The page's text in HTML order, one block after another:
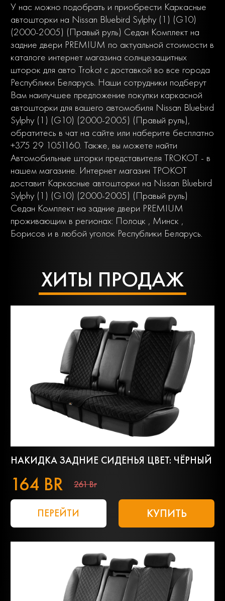
У нас можно подобрать и приобрести Каркасные
автошторки на Nissan Bluebird Sylphy (1) (G10)
(2000-2005) (Правый руль) Седан Комплект на
задние двери PREMIUM по актуальной стоимости в
каталоге интернет магазина солнцезащитных
шторок для авто Trokot с доставкой во все города
Республики Беларусь. Наши сотрудники подберут
Вам наилучшее предложение покупки каркасной
автошторки для вашего автомобиля Nissan Bluebird
Sylphy (1) (G10) (2000-2005) (Правый руль),
обратитесь в чат на сайте или наберите бесплатно
+375 29 1051160. Также, вы можете найти
Автомобильные шторки представителя TROKOT - в
нашем магазине. Интернет магазин ТРОКОТ
доставит Каркасные автошторки на Nissan Bluebird
Sylphy (1) (G10) (2000-2005) (Правый руль)
Седан Комплект на задние двери PREMIUM
проживающим в регионах: Полоцк , Минск ,
Борисов и в любой уголок Республики Беларусь.
ХИТЫ ПРОДАЖ
НАКИДКА ЗАДНИЕ СИДЕНЬЯ ЦВЕТ: ЧЁРНЫЙ
164 BR 261 Br
ПЕРЕЙТИ КУПИТЬ